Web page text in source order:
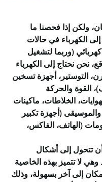
ولكن إذا فحصنا ما
الكهرباء في حالات
(وربما لتشغيل
نحن نحتاج إلى الكهرباء
التوستير، أجهزة تسخين
القوة والحركة
الخلاطات، ماكينات
(أجهزة تكبير
(الهاتف، الفاكس،
تتحول إلى أشكال
لا تتميز بهذه الخاصية
إلى آخر بسهولة، وذلك